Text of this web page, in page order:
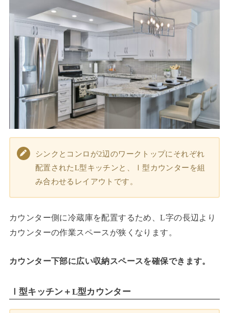
シンクとコンロが2辺のワークトップにそれぞれ
配置されたL型キッチンと、Ⅰ型カウンターを組
み合わせるレイアウトです。
カウンター側に冷蔵庫を配置するため、L字の長辺より
カウンターの作業スペースが狭くなります。
カウンター下部に広い収納スペースを確保できます。
Ⅰ型キッチン＋L型カウンター